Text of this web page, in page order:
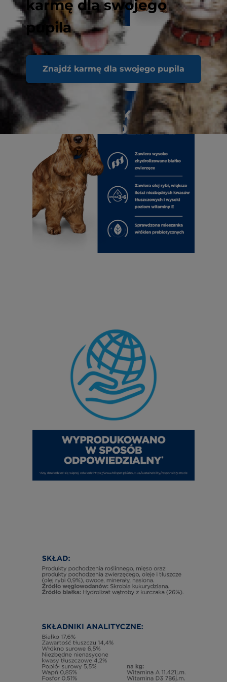
karmę dla swojego
pupila
Znajdź karmę dla swojego pupila